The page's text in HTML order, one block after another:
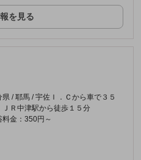
を見る
県 / 耶馬 / 宇佐Ｉ．Ｃから車で３５
ＪＲ中津駅から徒歩１５分
料金：350円～